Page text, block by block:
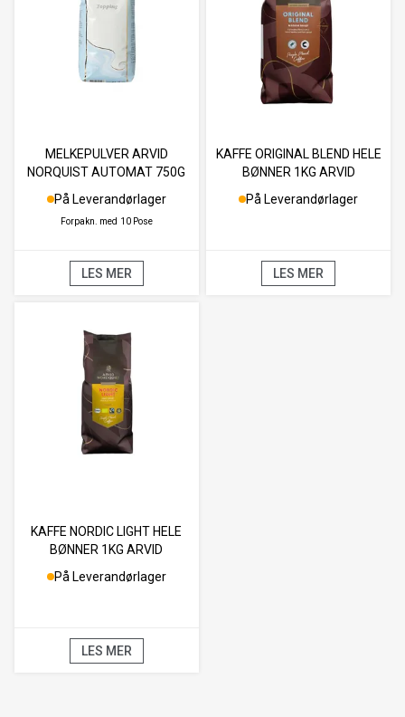
MELKEPULVER ARVID
NORQUIST AUTOMAT 750G
På Leverandørlager
Forpakn. med 10 Pose
LES MER
KAFFE ORIGINAL BLEND HELE
BØNNER 1KG ARVID
På Leverandørlager
LES MER
KAFFE NORDIC LIGHT HELE
BØNNER 1KG ARVID
På Leverandørlager
LES MER